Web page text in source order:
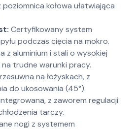
kołowa ułatwiająca
Certyfikowany system
podczas cięcia na mokro.
z aluminium i stali o wysokiej
trudne warunki pracy.
na łożyskach, z
do ukosowania (45°).
z zaworem regulacji
tarczy.
nogi z systemem